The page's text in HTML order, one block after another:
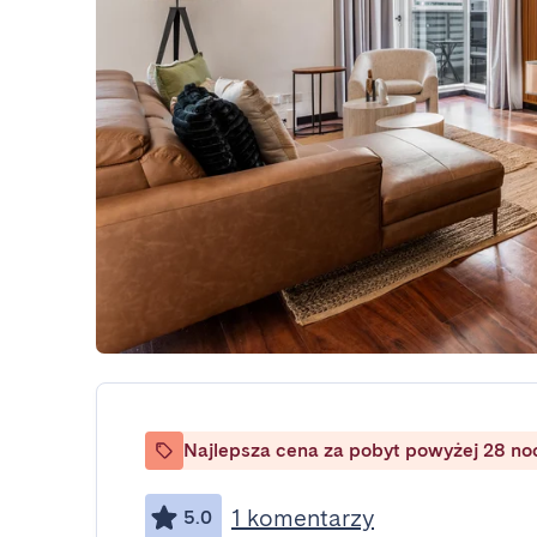
Najlepsza cena za pobyt powyżej 28
5.0 1 komentarzy